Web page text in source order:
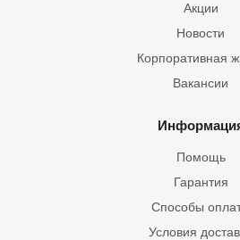
Акции
Новости
Корпоративная
Вакансии
Помощь
Гарантия
Способы
Условия